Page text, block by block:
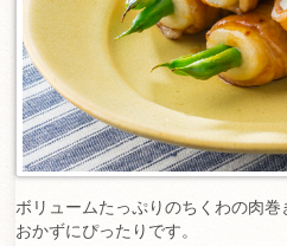
ボリュームたっぷりのちくわの肉
おかずにぴったりです。